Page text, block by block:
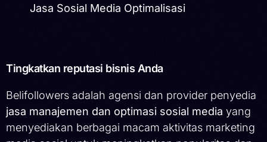
Jasa Sosial Media Optimalisasi
Tingkatkan reputasi bisnis Anda
Belifollowers adalah agensi dan provider penyedia
jasa manajemen dan optimasi sosial media yang
menyediakan berbagai macam aktivitas marketing